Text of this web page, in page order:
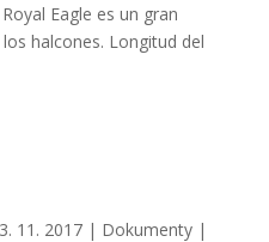
Eagle es un gran
halcones. Longitud del
11. 2017| Dokumenty|